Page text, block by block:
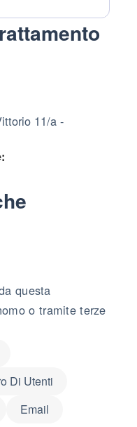
11/a -
questa
o tramite terze
Di Utenti
Email